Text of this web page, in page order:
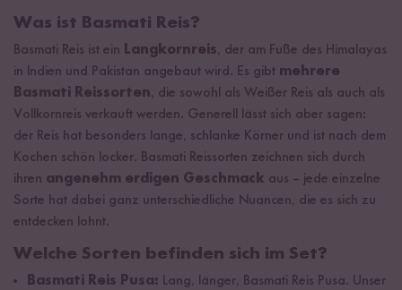
Was ist Basmati Reis?
Basmati Reis ist ein Langkornreis, der am Fuße des Himalayas
in Indien und Pakistan angebaut wird. Es gibt mehrere
Basmati Reissorten, die sowohl als Weißer Reis als auch als
Vollkornreis verkauft werden. Generell lässt sich aber sagen:
der Reis hat besonders lange, schlanke Körner und ist nach dem
Kochen schön locker. Basmati Reissorten zeichnen sich durch
ihren angenehm erdigen Geschmack aus – jede einzelne
Sorte hat dabei ganz unterschiedliche Nuancen, die es sich zu
entdecken lohnt.
Welche Sorten befinden sich im Set?
Basmati Reis Pusa: Lang, länger, Basmati Reis Pusa. Unser